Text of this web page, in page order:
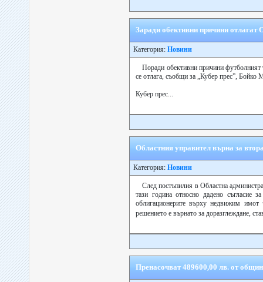
Заради обективни причини
Категория: Новини
Поради обективни причини
се отлага, съобщи за „Кубер прес”,
Кубер прес...
Областния управител върна за
Категория: Новини
След постъпилия в Областна
тази година относно дадено съгласие
облигационерите върху недвижим имот
решението е върнато за доразглеждане,
Пренасочват 489600,00 лв. от